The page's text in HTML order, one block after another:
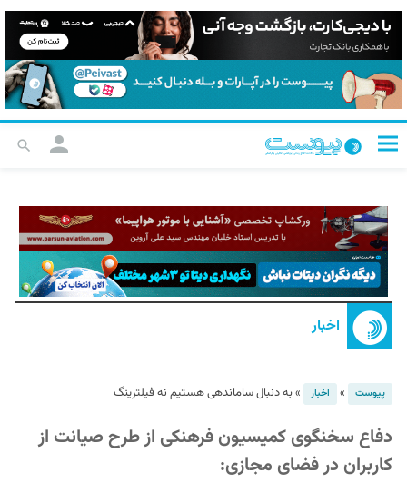
اخبار
پیوست » اخبار »به دنبال ساماندهی هستیم نه فیلترینگ
دفاع سخنگوی کمیسیون فرهنکی از طرح صیانت از
کاربران در فضای مجازی: